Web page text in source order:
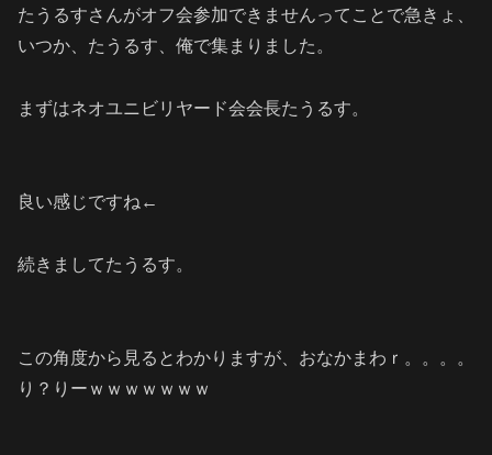
たうるすさんがオフ会参加できませんってことで急きょ、
いつか、たうるす、俺で集まりました。
まずはネオユニビリヤード会会長たうるす。
良い感じですね←
続きましてたうるす。
この角度から見るとわかりますが、おなかまわｒ。。。。
り？りーｗｗｗｗｗｗｗ